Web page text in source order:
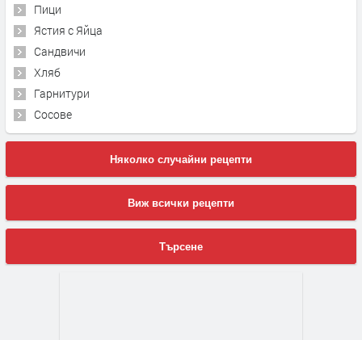
Пици
Ястия с Яйца
Сандвичи
Хляб
Гарнитури
Сосове
Няколко случайни рецепти
Виж всички рецепти
Търсене